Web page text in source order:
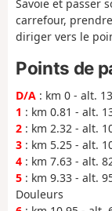
Savoie et passer
carrefour,
diriger vers le
Points de
D/A : km 0 - alt.
1 : km 0.81 - alt.
2 : km 2.32 - alt.
3 : km 5.25 - alt.
4 : km 7.63 - alt.
5 : km 9.33 - alt.
Douleurs